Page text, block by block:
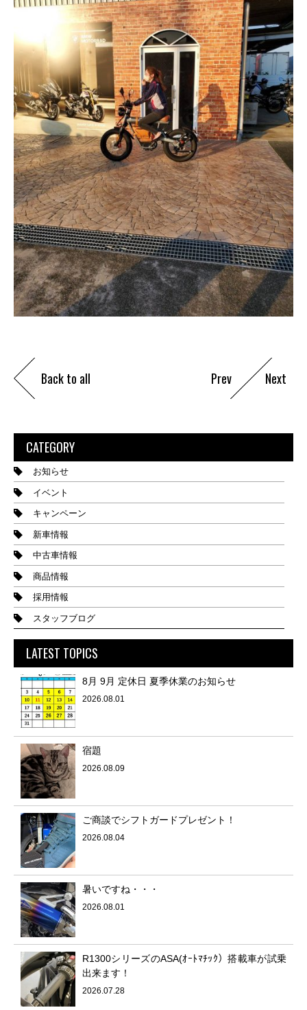
Back to all Prev Next
CATEGORY
お知らせ
イベント
キャンペーン
新車情報
中古車情報
商品情報
採用情報
スタッフブログ
LATEST TOPICS
8月 9月 定休日 夏季休業のお知らせ
2026.08.01
宿題
2026.08.09
ご商談でシフトガードプレゼント！
2026.08.04
暑いですね・・・
2026.08.01
R1300シリーズのASA(ｵｰﾄﾏﾁｯｸ）搭載車が試乗
出来ます！
2026.07.28